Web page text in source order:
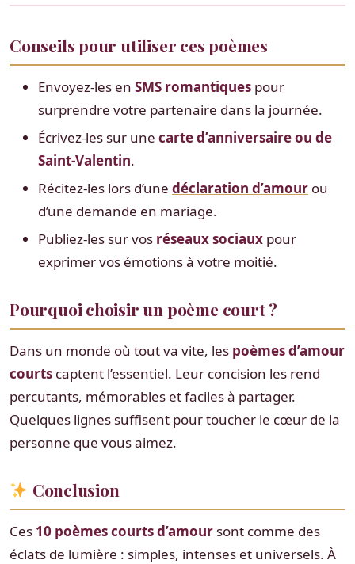
Conseils pour utiliser ces poèmes
Envoyez-les en SMS romantiques pour
surprendre votre partenaire dans la journée.
Écrivez-les sur une carte d’anniversaire ou de
Saint-Valentin.
Récitez-les lors d’une déclaration d’amour ou
d’une demande en mariage.
Publiez-les sur vos réseaux sociaux pour
exprimer vos émotions à votre moitié.
Pourquoi choisir un poème court ?
Dans un monde où tout va vite, les poèmes d’amour
courts captent l’essentiel. Leur concision les rend
percutants, mémorables et faciles à partager.
Quelques lignes suffisent pour toucher le cœur de la
personne que vous aimez.
Conclusion
Ces 10 poèmes courts d’amour sont comme des
éclats de lumière : simples, intenses et universels. À